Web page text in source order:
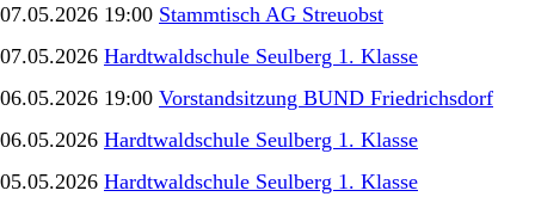
07.05.2026 19:00 Stammtisch AG Streuobst
07.05.2026 Hardtwaldschule Seulberg 1. Klasse
06.05.2026 19:00 Vorstandsitzung BUND Friedrichsdorf
06.05.2026 Hardtwaldschule Seulberg 1. Klasse
05.05.2026 Hardtwaldschule Seulberg 1. Klasse